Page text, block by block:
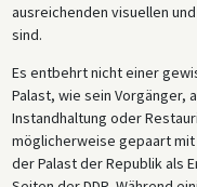
ausreichenden visuellen
sind.
Es entbehrt nicht einer
Palast, wie sein Vorgänger,
Instandhaltung oder
möglicherweise gepaart mit
der Palast der Republik als